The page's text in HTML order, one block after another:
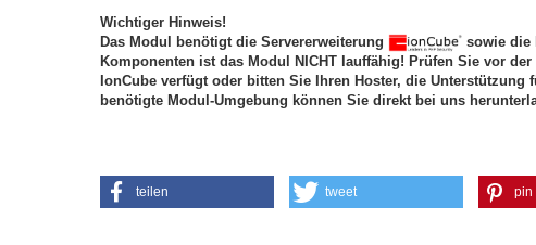
Wichtiger Hinweis!
Das Modul benötigt die Servererweiterung
sowie die
Komponenten ist das Modul NICHT lauffähig! Prüfen Sie vor
IonCube verfügt oder bitten Sie Ihren Hoster, die
benötigte Modul-Umgebung können Sie direkt bei uns
teilen tweet pin